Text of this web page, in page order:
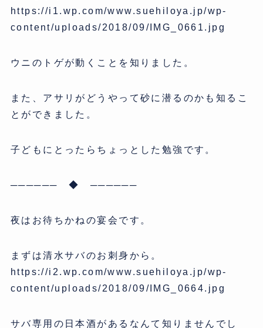
https://i1.wp.com/www.suehiloya.jp/wp-
content/uploads/2018/09/IMG_0661.jpg
ウニのトゲが動くことを知りました。
また、アサリがどうやって砂に潜るのかも知るこ
とができました。
子どもにとったらちょっとした勉強です。
────── ◆ ──────
夜はお待ちかねの宴会です。
まずは清水サバのお刺身から。
https://i2.wp.com/www.suehiloya.jp/wp-
content/uploads/2018/09/IMG_0664.jpg
サバ専用の日本酒があるなんて知りませんでし